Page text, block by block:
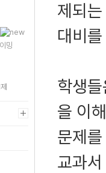
밍
제되
대비
학생
을 이
문제
교과